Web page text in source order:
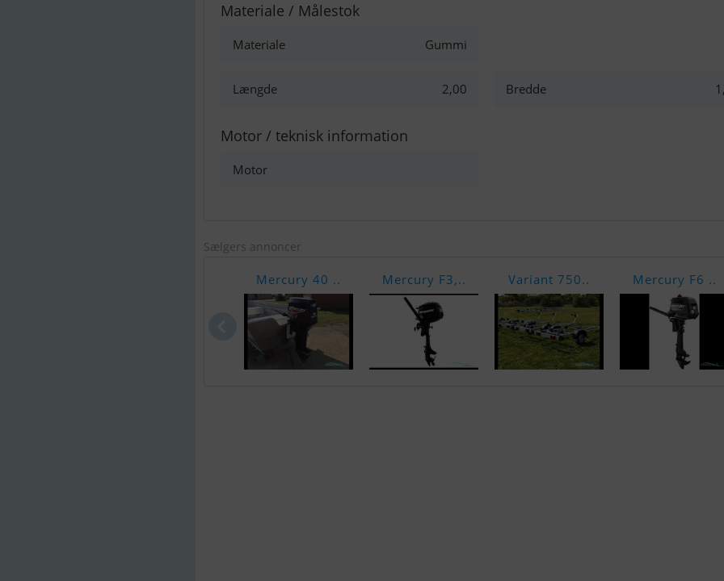
Materiale / Målestok
Materiale Gummi
Længde 2,00 Bredde
Motor / teknisk information
Motor
Sælgers annoncer
Mercury 40 .. Mercury F3,.. Variant 750.. Mercury F6 ..